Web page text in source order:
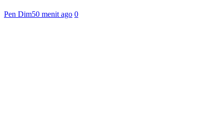
Pen Dim50 menit ago 0